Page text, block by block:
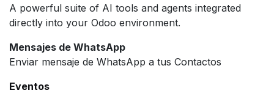
A powerful suite of AI tools and agents integrated
directly into your Odoo environment.
Mensajes de WhatsApp
Enviar mensaje de WhatsApp a tus Contactos
Eventos